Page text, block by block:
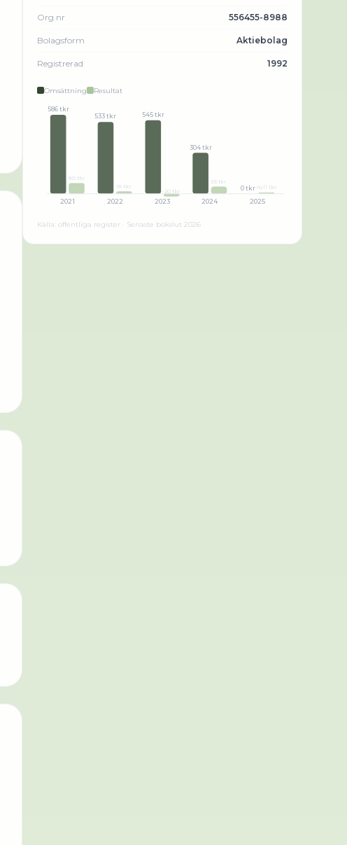
Org.nr 556455-8988
Bolagsform Aktiebolag
Registrerad 1992
Omsättning Resultat
586 tkr
80 tkr
2021
533 tkr
18 tkr
2022
545 tkr
-20 tkr
2023
304 tkr
53 tkr
2024
0 tkr null tkr
2025
Källa: offentliga register · Senaste bokslut 2026